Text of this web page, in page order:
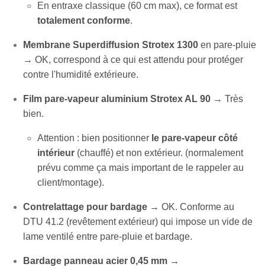
En entraxe classique (60 cm max), ce format est
totalement conforme.
Membrane Superdiffusion Strotex 1300 en pare-pluie
→ OK, correspond à ce qui est attendu pour protéger
contre l'humidité extérieure.
Film pare-vapeur aluminium Strotex AL 90 → Très
bien.
Attention : bien positionner le pare-vapeur côté
intérieur (chauffé) et non extérieur. (normalement
prévu comme ça mais important de le rappeler au
client/montage).
Contrelattage pour bardage → OK. Conforme au
DTU 41.2 (revêtement extérieur) qui impose un vide de
lame ventilé entre pare-pluie et bardage.
Bardage panneau acier 0,45 mm →